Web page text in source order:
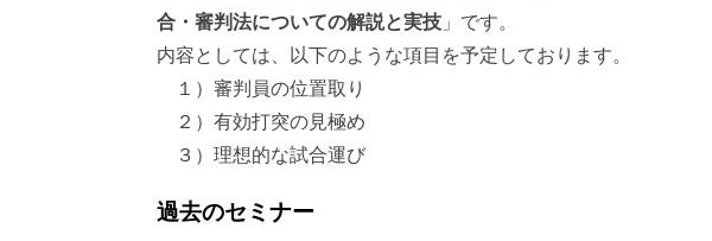
合・審判法についての解説と実技 」です。
内容としては、以下のような項目を予定しております。
１）審判員の位置取り
２）有効打突の見極め
３）理想的な試合運び
過去のセミナー